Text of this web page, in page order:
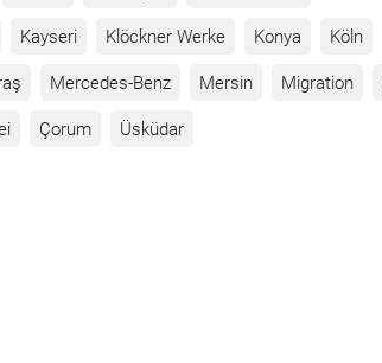
Kayseri Klöckner Werke Konya Köln
Mercedes-Benz Mersin Migration
Çorum Üsküdar